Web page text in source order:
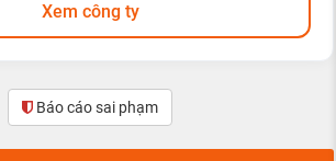
Xem công ty
Báo cáo sai phạm(0)